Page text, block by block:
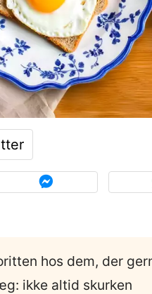
hos dem, der
ikke altid skurken